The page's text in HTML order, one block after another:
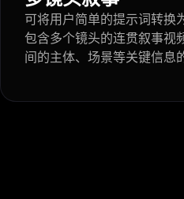
可将用户简单的提示词转换
包含多个镜头的连贯叙事视
间的主体、场景等关键信息